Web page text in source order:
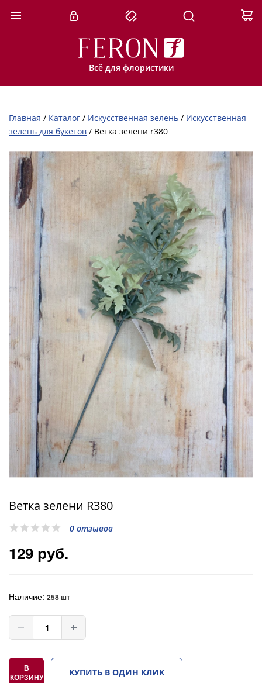
Всё для флористики
Главная / Каталог / Искусственная зелень / Искусственная
зелень для букетов / Ветка зелени r380
Ветка зелени R380
0 отзывов
129 руб.
Наличие: 258 шт
В
КОРЗИНУ
КУПИТЬ В ОДИН КЛИК